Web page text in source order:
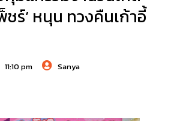
ร์’ หนุน ทวงคืนเก้าอี้
11:10 pm Sanya